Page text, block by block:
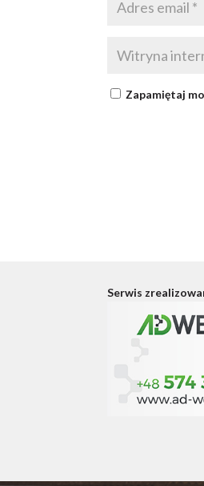
Zapamiętaj
Serwis